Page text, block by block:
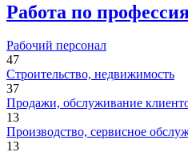
Работа по
Рабочий персонал
47
Строительство, недвижимость
37
Продажи, обслуживание
13
Производство, сервисное
13